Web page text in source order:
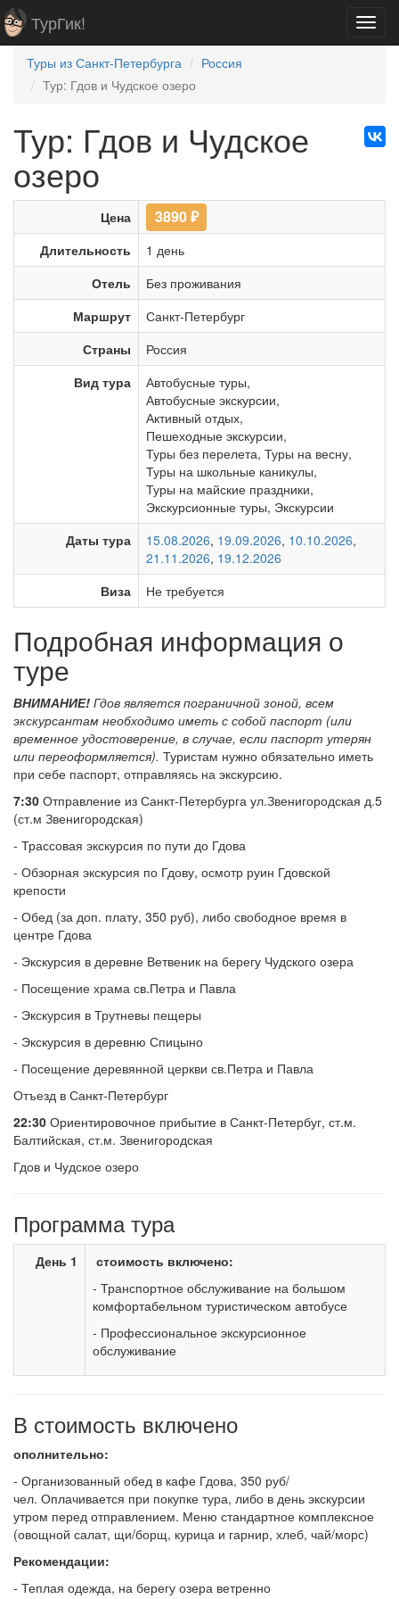
ТурГик!
Туры из Санкт-Петербурга
Россия
Тур: Гдов и Чудское озеро
Тур: Гдов и Чудское
озеро
Цена 3890₽
Длительность
1 день
Отель
Без проживания
Маршрут
Санкт-Петербург
Страны
Россия
Вид тура
Автобусные туры,
Автобусные экскурсии,
Активный отдых,
Пешеходные экскурсии,
Туры без перелета, Туры на весну,
Туры на школьные каникулы,
Туры на майские праздники,
Экскурсионные туры, Экскурсии
Даты тура
15.08.2026, 19.09.2026, 10.10.2026,
21.11.2026, 19.12.2026
Виза
Не требуется
Подробная информация о
туре
ВНИМАНИЕ! Гдов является пограничной зоной, всем
экскурсантам необходимо иметь с собой паспорт (или
временное удостоверение, в случае, если паспорт утерян
или переоформляется). Туристам нужно обязательно иметь
при себе паспорт, отправляясь на экскурсию.
7:30 Отправление из Санкт-Петербурга ул.Звенигородская д.5
(ст.м Звенигородская)
- Трассовая экскурсия по пути до Гдова
- Обзорная экскурсия по Гдову, осмотр руин Гдовской
крепости
- Обед (за доп. плату, 350 руб), либо свободное время в
центре Гдова
- Экскурсия в деревне Ветвеник на берегу Чудского озера
- Посещение храма св.Петра и Павла
- Экскурсия в Трутневы пещеры
- Экскурсия в деревню Спицыно
- Посещение деревянной церкви св.Петра и Павла
Отъезд в Санкт-Петербург
22:30 Ориентировочное прибытие в Санкт-Петербуг, ст.м.
Балтийская, ст.м. Звенигородская
Гдов и Чудское озеро
Программа тура
День 1
стоимость включено:
- Транспортное обслуживание на большом
комфортабельном туристическом автобусе
- Профессиональное экскурсионное
обслуживание
В стоимость включено
ополнительно:
- Организованный обед в кафе Гдова, 350 руб/
чел. Оплачивается при покупке тура, либо в день экскурсии
утром перед отправлением. Меню стандартное комплексное
(овощной салат, щи/борщ, курица и гарнир, хлеб, чай/морс)
Рекомендации:
- Теплая одежда, на берегу озера ветренно